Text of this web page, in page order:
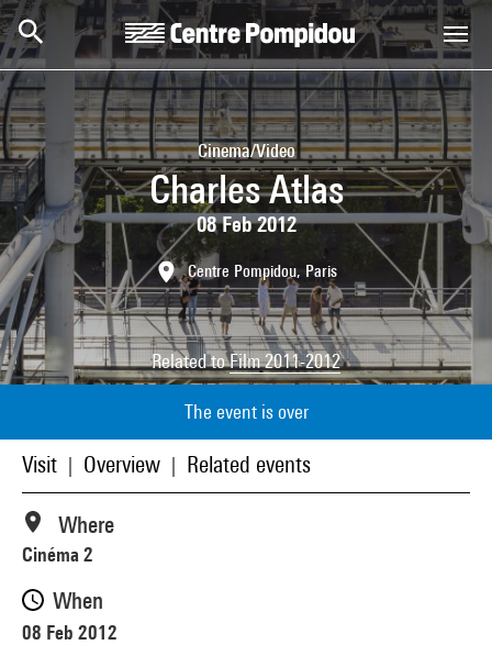
Skip to main content
Centre Pompidou
Cinema/Video
Charles Atlas
08 Feb 2012
Centre Pompidou, Paris
Related toFilm 2011-2012
The event is over
Visit Overview Related events
Where
Cinéma 2
When
08 Feb 2012